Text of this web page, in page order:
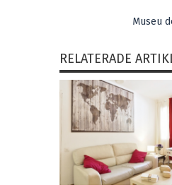
Museu
RELATERADE